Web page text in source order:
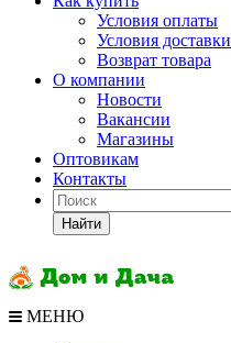
Условия оплаты
Условия доставки
Возврат товара
О компании
Новости
Вакансии
Магазины
Оптовикам
Контакты
Найти
МЕНЮ